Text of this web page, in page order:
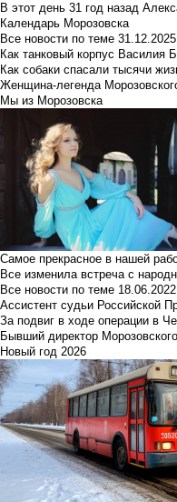
В этот день 31 год назад
Календарь Морозовска
Все новости по теме 31.12.2025
Как танковый корпус Василия
Как собаки спасали тысячи
Женщина-легенда
Мы из Морозовска
Самое прекрасное в нашей
Все изменила встреча с
Все новости по теме 18.06.2022
Ассистент судьи Российской
За подвиг в ходе операции в
Бывший директор
Новый год 2026